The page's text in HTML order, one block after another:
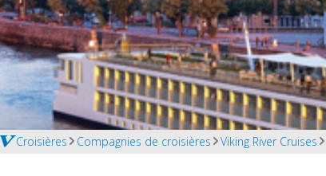
Croisières Compagnies de croisières Viking River Cruises